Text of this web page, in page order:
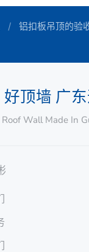
铝扣板吊顶的验
好顶墙 广
Roof Wall Made In